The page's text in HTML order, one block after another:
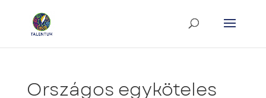
Országos egyköteles